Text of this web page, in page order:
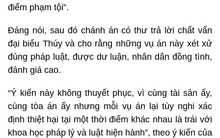
điểm phạm tội”.
Đáng nói, sau đó chánh án có thư trả lời chất vấn
đại biểu Thúy và cho rằng những vụ án này xét xử
đúng pháp luật, được dư luận, nhân dân đồng tình,
đánh giá cao.
“Ý kiến này không thuyết phục, vì cùng tài sản ấy,
cùng tòa án ấy nhưng mỗi vụ án lại tùy nghi xác
định thiệt hại tại một thời điểm khác nhau là trái với
khoa học pháp lý và luật hiện hành”, theo ý kiến của